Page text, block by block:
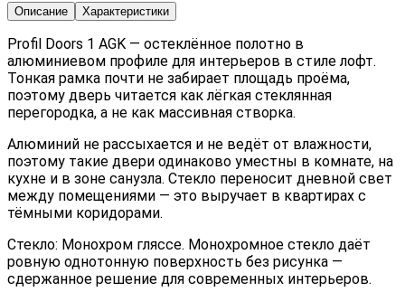
Описание Характеристики
Profil Doors 1 AGK — остеклённое полотно в
алюминиевом профиле для интерьеров в стиле лофт.
Тонкая рамка почти не забирает площадь проёма,
поэтому дверь читается как лёгкая стеклянная
перегородка, а не как массивная створка.
Алюминий не рассыхается и не ведёт от влажности,
поэтому такие двери одинаково уместны в комнате, на
кухне и в зоне санузла. Стекло переносит дневной свет
между помещениями — это выручает в квартирах с
тёмными коридорами.
Стекло: Монохром гляссе. Монохромное стекло даёт
ровную однотонную поверхность без рисунка —
сдержанное решение для современных интерьеров.